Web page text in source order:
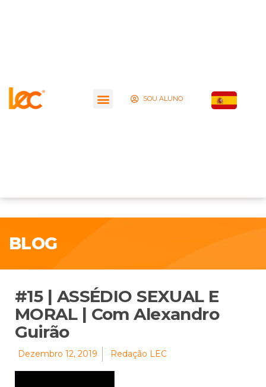
SOU ALUNO
BLOG
#15 | ASSÉDIO SEXUAL E
MORAL | Com Alexandro
Guirão
Dezembro 12, 2019 Redação LEC